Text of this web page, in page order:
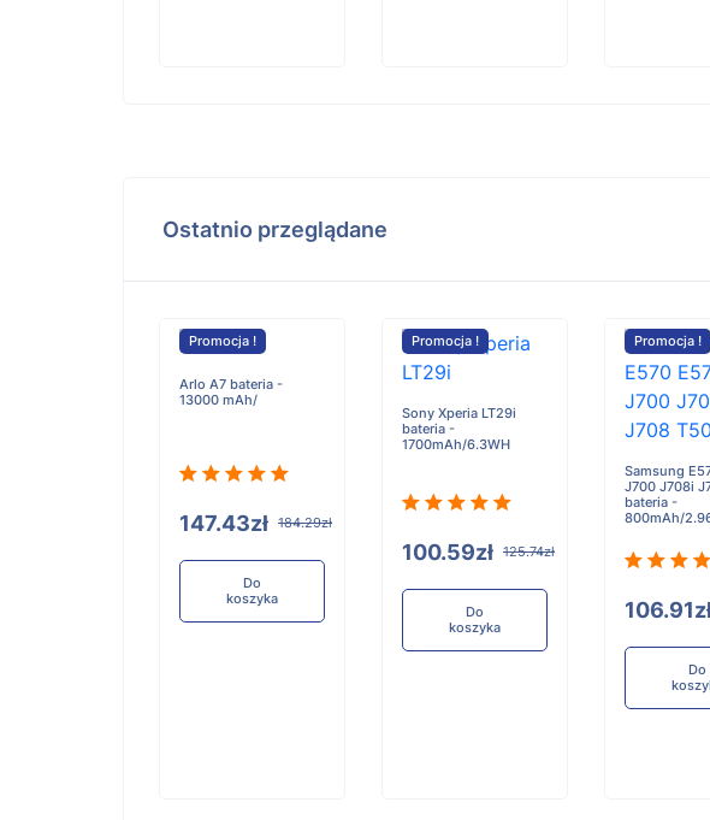
Ostatnio przeglądane
Promocja !
Arlo A7 bateria -
13000 mAh/
147.43zł 184.29zł
Do
koszyka
Promocja !
Sony Xperia LT29i
bateria -
1700mAh/6.3WH
100.59zł 125.74zł
Do
koszyka
Promocja !
Samsung
J700 J708i
bateria -
800mAh/
Do